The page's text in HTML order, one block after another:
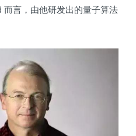
而言，由他研发出的量子算法